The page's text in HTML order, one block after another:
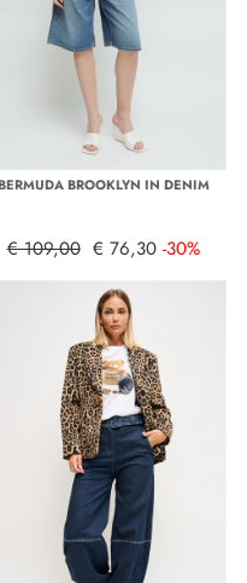
BROOKLYN IN DENIM
€ 109,00 € 76,30 -30%